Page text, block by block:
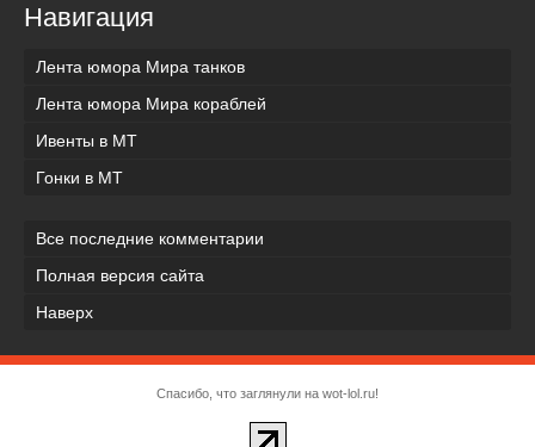
Навигация
Лента юмора Мира танков
Лента юмора Мира кораблей
Ивенты в МТ
Гонки в МТ
Все последние комментарии
Полная версия сайта
Наверх
Спасибо, что заглянули на wot-lol.ru!